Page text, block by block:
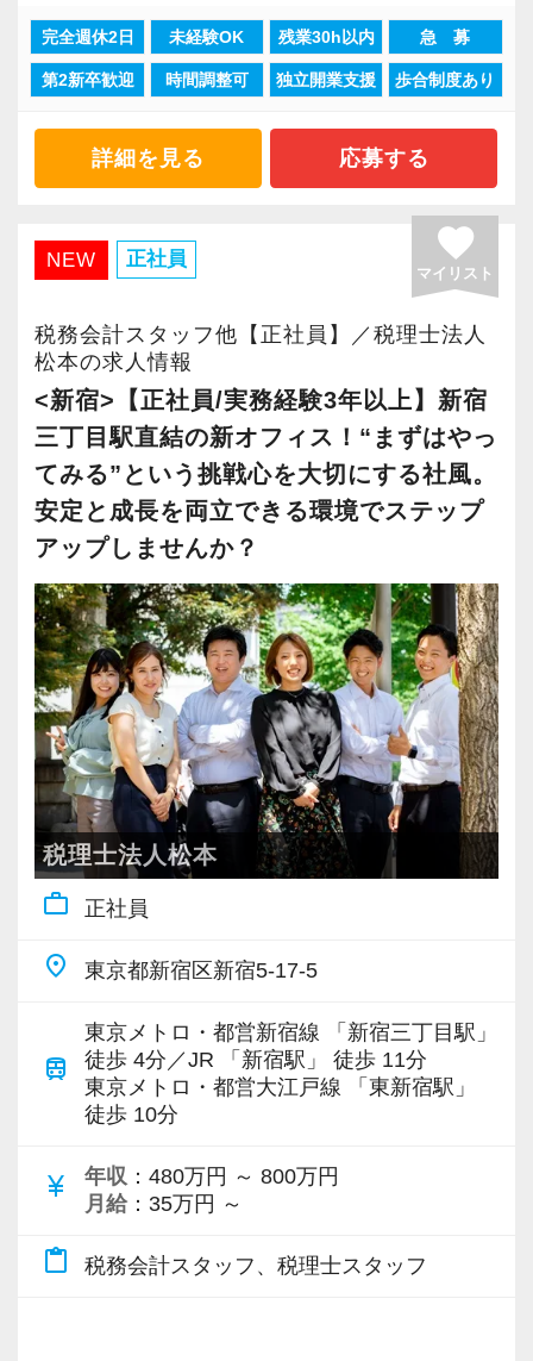
会社の良いところは“温かさ”があります。
お客様に対しても、仲間に対しても、アットホ
ームで明るい会社です。
チームで動いているので、わからないことや困
ったことの相談先にも迷わず、何でもすぐに聞
数字が好きで人と関わるのが好きな人でした
ら、この仕事に向いていると思います。
お客様からの「ありがとう」が、最大のやりが
いになります！
はじめての仕事には不安もあるかもしれません
が、当社は同じ目標をもったインターンの数も
多く心強いですよ。やる気のある方、ご応募お
待ちしています！
や問題点もでてきますが、一つずつ確実に乗り
越えていきましょう！
常に自ら学ぶ姿勢で臨んでください。着実に実
績を作りながら課題や問題の分析スキルを身に
付ける経験を積むことが自信に繋がります。
ので、安心して仲間と一緒に働く楽しさと自分
の成⻑を日々実感して頂けると思います。
自分が「将来こうなりたい」「こんな風に成⻑
したい」「こういうサービスを提供したい」と
いう夢を語れる若いパワーのある方を求めてい
ます。
新しい扉を開けるのはとても勇気がいることで
すが、輝ける未来のために一歩を踏み出して一
緒に頑張っていきませんか？
インターンから新卒で入社しました。
インターン時代は「ここまでやるの！？」とい
うくらい実践に近い形の業務を任されて大変な1
年でしたが、だからこそ実力がつき達成感を得
ることができました。
まだ入社１年目ですが、すでに法人20件・個人8
件を担当させてもらっています。
現在は、税理士を目指して勉強にも励んでいま
す。
はすぐ聞けるのがいいですね。
経験と知識をつけて、お客様から頼られる存
在、後輩の手本になるような存在になれるよう
に頑張っています。
会社の良いところは“温かさ”があります。
ームで明るい会社です。
タッフ・オフィス責任者からのチェックと国税
OBのダブルチェックがあります。
ら実務を経験することで、半年もすればある程
度一人で仕事をすることができるようになりま
これまでも多くのインターン生が実践型インタ
ーン制度を使い、ステップアップを実現してき
た実績が当社にはあります！
実践型インターンを通して学校では絶対に学ぶ
ことができない知識と実務を徹底的に磨くこと
ができます。
インターン終了後は新卒採用の道も用意してい
【各種社会保険完備、ユニークな手当制度あ
り】
社会保険等の一般的な福利厚生の他に、各種手
当も充実。
税務能力検定等の資格検定に合格するともらえ
る「合格手当」など、当社ならではの制度を設
けているので、ぜひ活用してください。
詳しくはこちら（リンク先：https://www.tokyo-
consulting.com/recruit/environment/benefits）
【成長のための5つのこだわりを大事にしていま
仕事をする上では5つのこだわり「クイックレス
ポンス・プラス思考・有言実行・他責禁止・気
配り」を掲げ、一人ひとりが実行しています。
けるために「情熱家であれ！」がモットーで
で、育成には多くの実績と自信があります。
安心してこの業界に飛び込んできてください！
入社後はOJTとOFF-JTを並行してマンツーマン
で指導します。
まったくの未経験者であれば、税務や会計に関
する座学や教養はOFF-JTで学びながら実務やお
客様対応についてはOJTで実践的に研修を実
施。
社内のロープレでお客様対応の練習ができるの
で、より堅実にステップアップすることができ
ます。
まずは簡単な入力業務から少しずつ仕事に慣れ
てもらい、できることを増やしながら徐々に担
当をお任せしていきます。
私たちが未経験者に求めるのは、謙虚さと素直
さです。
常に学ぶ姿勢を忘れず、謙虚に仕事に取り組ん
でくださる方を求めます。
わからないことがあれば、誰でも最初は初心者
なので、遠慮なく何でも聞いてください。
【こんな方を求めています】
・新しいことでも吸収して取り組んでいただけ
る人
・わからないことはわからないと素直に言える
・はじめてのことでも前向きに取り組める人
【ITシステム完備で効率よく業務をこなせま
IT化が非常に進んでいるのも当社の特徴。
代表が作業環境にも気を配っており、デュアル
モニターを全席設置。
取得しました。
「職場環境改善宣言企業」と「経営労務診断実
い環境づくりを積極的に推進していきます。
長く安心して働ける環境を用意してお待ちして
おりますので、当社で将来の不安なく働いてみ
ませんか？
【渋谷の事務所はこんなオフィスです】
2021年6月にオープンしたオフィス。
新宿オフィスの精鋭スタッフが立ち上げメンバ
ーとして運営をスタートしました。
都心部ということもあり、IT系など最先端の技
術を取り扱うお客様が多いのが特徴です。
20代が中心となっており、専門学校が近くにあ
ることから資格取得に励むスタッフが多く活躍
しています。
若いメンバーが多く明るい雰囲気で、全員がや
る気に満ちあふれています。
自主性がある方には活躍できる舞台はいくらで
もご用意するので、この業界で何か成し遂げた
い目標がある方は、ぜひ当社の門を叩いてくだ
さい！
頼される税務のプロを目指せます】
様に寄り添う」ことが一つの使命です。
お客様から「こうしたい」という理想をいただ
きく力を発揮できる存在でありたいと考えてい
ます。ご紹介案件が7割を超えているのも、そう
いった私たちの姿勢がお客様から評価されてい
現在当社では「渋谷」「新宿」「錦糸町」
「柏」「横浜」「大阪」の６拠点を展開してい
2021年6月に「渋谷オフィス」を新設し、その
後「新宿オフィス」「大阪オフィス」「錦糸町
さらに2022年12月には「柏オフィス」を開設
し、2025年には大阪オフィスを増床するなど、
事業拡大を続けています。
安定性抜群の環境で自己成長を実現できます。
社員の持つ「やる・やりたい」という気持ちを
大事にしているため、資格を持っていなくて
も、スピーディーなキャリアアップが可能で
す！
充実した実務重視のOJTで、安心して職務経験
と知識をゼロから身に付けられます！
税務・会計の経験と知識を磨きながらステップ
アップを目指しませんか？
【対象業種100種以上！節税・融資・税務調査に
強い税理士法人です】
創業以来17年連続増収増益、顧問先数2500以
上、全国6拠点で安定的に成長中です。
お客様に事務所までご来社いただく来所型サー
います。
専門Webサイトを10サイト以上運営しており、
新規顧問契約のお客様が毎年400件以上増加！
各オフィスに国税OB税理士が在籍しているの
応、給付金のサポート、補助金のサポートなど
完全週休2日 未経験OK 残業30h以内 急 募
第2新卒歓迎 時間調整可 独立開業支援 歩合制度あり
詳細を見る 応募する
NEW 正社員 favorite
マイリスト
税務会計スタッフ他【正社員】／税理士法人
松本の求人情報
<新宿>【正社員/実務経験3年以上】新宿
三丁目駅直結の新オフィス！“まずはやっ
てみる”という挑戦心を大切にする社風。
安定と成長を両立できる環境でステップ
アップしませんか？
税理士法人松本
work_outline 正社員
place 東京都新宿区新宿5-17-5
train
東京メトロ・都営新宿線 「新宿三丁目駅」
徒歩 4分／JR 「新宿駅」 徒歩 11分
東京メトロ・都営大江戸線 「東新宿駅」
徒歩 10分
currency_yen 年収 ：480万円 ～ 800万円
月給 ：35万円 ～
content_paste 税務会計スタッフ、税理士スタッフ